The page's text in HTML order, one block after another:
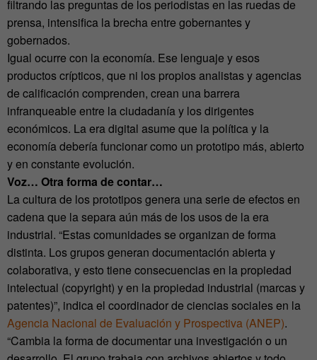
filtrando las preguntas de los periodistas en las ruedas de
prensa, intensifica la brecha entre gobernantes y
gobernados.
Igual ocurre con la economía. Ese lenguaje y esos
productos crípticos, que ni los propios analistas y agencias
de calificación comprenden, crean una barrera
infranqueable entre la ciudadanía y los dirigentes
económicos. La era digital asume que la política y la
economía debería funcionar como un prototipo más, abierto
y en constante evolución.
Voz… Otra forma de contar…
La cultura de los prototipos genera una serie de efectos en
cadena que la separa aún más de los usos de la era
industrial. “Estas comunidades se organizan de forma
distinta. Los grupos generan documentación abierta y
colaborativa, y esto tiene consecuencias en la propiedad
intelectual (copyright) y en la propiedad industrial (marcas y
patentes)”, indica el coordinador de ciencias sociales en la
Agencia Nacional de Evaluación y Prospectiva (ANEP).
“Cambia la forma de documentar una investigación o un